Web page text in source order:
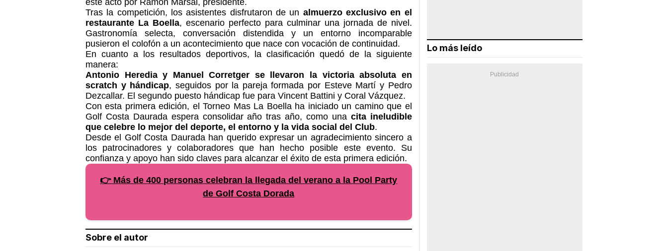
Tras la competición, los asistentes disfrutaron de un almuerzo exclusivo en el
restaurante La Boella, escenario perfecto para culminar una jornada de nivel.
Gastronomía selecta, conversación distendida y un entorno incomparable
pusieron el colofón a un acontecimiento que nace con vocación de continuidad.
En cuanto a los resultados deportivos, la clasificación quedó de la siguiente
manera:
Antonio Heredia y Manuel Corretger se llevaron la victoria absoluta en
scratch y hándicap, seguidos por la pareja formada por Esteve Martí y Pedro
Dezcallar. El segundo puesto hándicap fue para Vincent Battini y Coral Vázquez.
Con esta primera edición, el Torneo Mas La Boella ha iniciado un camino que el
Golf Costa Daurada espera consolidar año tras año, como una cita ineludible
que celebre lo mejor del deporte, el entorno y la vida social del Club.
Desde el Golf Costa Daurada han querido expresar un agradecimiento sincero a
los patrocinadores y colaboradores que han hecho posible este evento. Su
confianza y apoyo han sido claves para alcanzar el éxito de esta primera edición.
👉 Más de 400 personas celebran la llegada del verano a la Pool Party
de Golf Costa Dorada
Sobre el autor
Lo más leído